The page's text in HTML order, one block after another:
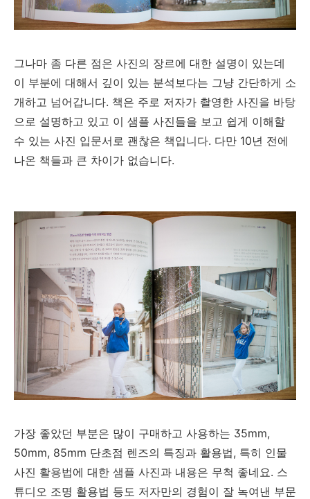
그나마 좀 다른 점은 사진의 장르에 대한 설명이 있는데
이 부분에 대해서 깊이 있는 분석보다는 그냥 간단하게 소
개하고 넘어갑니다. 책은 주로 저자가 촬영한 사진을 바탕
으로 설명하고 있고 이 샘플 사진들을 보고 쉽게 이해할
수 있는 사진 입문서로 괜찮은 책입니다. 다만 10년 전에
나온 책들과 큰 차이가 없습니다.
가장 좋았던 부분은 많이 구매하고 사용하는 35mm,
50mm, 85mm 단초점 렌즈의 특징과 활용법, 특히 인물
사진 활용법에 대한 샘플 사진과 내용은 무척 좋네요. 스
튜디오 조명 활용법 등도 저자만의 경험이 잘 녹여낸 부문